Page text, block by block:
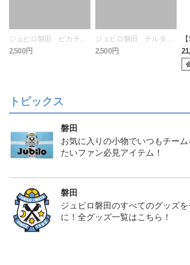
ジュビロ磐田 ピカチュ
ウ タオルマフラー
2,500円
ジュビロ磐田 チルタリ
ス タオルマフラー
2,500円
フ
ク
トピックス
磐田
お気に入りの小物でいつもチー
たいファン必見アイテム！
磐田
ジュビロ磐田のすべてのグッズ
に！全グッズ一覧はこちら！